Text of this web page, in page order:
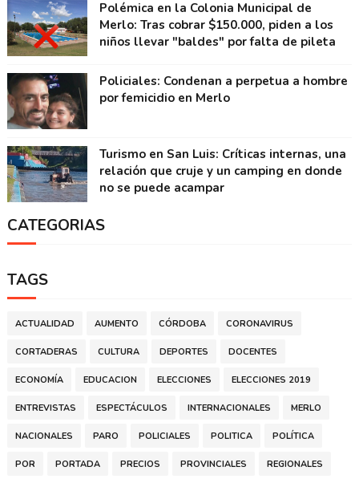
Polémica en la Colonia Municipal de
Merlo: Tras cobrar $150.000, piden a los
niños llevar "baldes" por falta de pileta
Policiales: Condenan a perpetua a hombre
por femicidio en Merlo
Turismo en San Luis: Críticas internas, una
relación que cruje y un camping en donde
no se puede acampar
CATEGORIAS
TAGS
ACTUALIDAD AUMENTO CÓRDOBA CORONAVIRUS
CORTADERAS CULTURA DEPORTES DOCENTES
ECONOMÍA EDUCACION ELECCIONES ELECCIONES 2019
ENTREVISTAS ESPECTÁCULOS INTERNACIONALES MERLO
NACIONALES PARO POLICIALES POLITICA POLÍTICA
POR PORTADA PRECIOS PROVINCIALES REGIONALES